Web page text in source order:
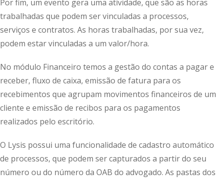
Por fim, um evento gera uma atividade, que são as horas
trabalhadas que podem ser vinculadas a processos,
serviços e contratos. As horas trabalhadas, por sua vez,
podem estar vinculadas a um valor/hora.
No módulo Financeiro temos a gestão do contas a pagar e
receber, fluxo de caixa, emissão de fatura para os
recebimentos que agrupam movimentos financeiros de um
cliente e emissão de recibos para os pagamentos
realizados pelo escritório.
O Lysis possui uma funcionalidade de cadastro automático
de processos, que podem ser capturados a partir do seu
número ou do número da OAB do advogado. As pastas dos